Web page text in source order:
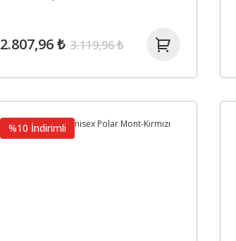
2.807,96 ₺ 3.119,96 ₺
%10 İndirimli